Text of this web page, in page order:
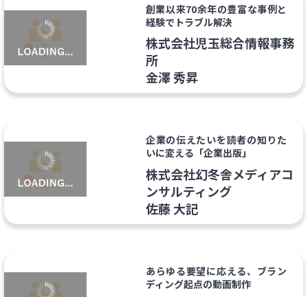
創業以来70余年の豊富な事例と
経験でトラブル解決
株式会社児玉総合情報事務
所
金澤 秀昇
企業の伝えたいを読者の知りた
いに変える「企業出版」
株式会社幻冬舎メディアコ
ンサルティング
佐藤 大記
あらゆる要望に応える、ブラン
ディング起点の動画制作